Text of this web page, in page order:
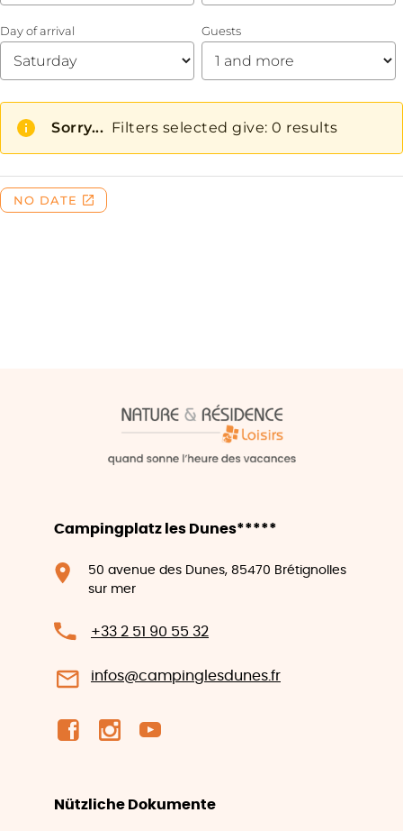
Campingplatz les Dunes*****
50 avenue des Dunes, 85470 Brétignolles
sur mer
+33 2 51 90 55 32
infos@campinglesdunes.fr
Nützliche Dokumente